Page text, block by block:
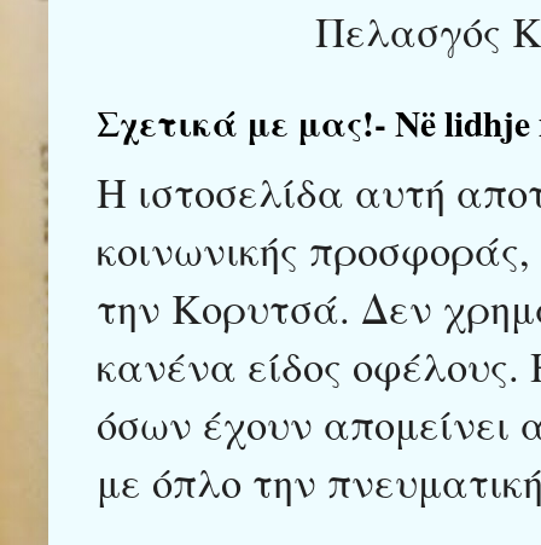
Πελασγός
Σχετικά με μας!- Në lidhje
Η ιστοσελίδα αυτή
κοινωνικής
την Κορυτσά. Δεν
κανένα είδος
όσων έχουν απομείνει
με όπλο την